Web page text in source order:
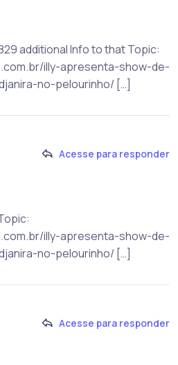
additional Info to that Topic:
illy-apresenta-show-de-
no-pelourinho/ […]
Acesse para responder
illy-apresenta-show-de-
no-pelourinho/ […]
Acesse para responder